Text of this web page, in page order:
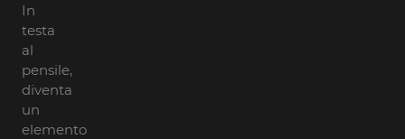
In
testa
al
pensile,
diventa
un
elemento